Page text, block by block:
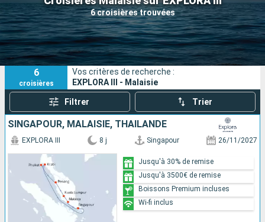
6 croisières trouvées
Mois de départ
Ports Compagnies
Rechercher
6
croisières
Vos critères de recherche :
EXPLORA III - Malaisie
Filtrer Trier
SINGAPOUR, MALAISIE, THAÏLANDE
EXPLORA III 8 j Singapour 26/11/2027
Jusqu'à 30% de remise
Jusqu'à 3500€ de remise
Boissons Premium incluses
Wi-fi inclus